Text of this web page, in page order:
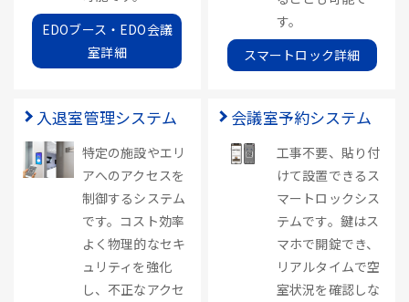
EDOブース・EDO会議
室詳細
す。
スマートロック詳細
入退室管理システム
特定の施設やエリ
アへのアクセスを
制御するシステム
です。コスト効率
よく物理的なセキ
ュリティを強化
し、不正なアクセ
会議室予約システム
工事不要、貼り付
けて設置できるス
マートロックシス
テムです。鍵はス
マホで開錠でき、
リアルタイムで空
室状況を確認しな